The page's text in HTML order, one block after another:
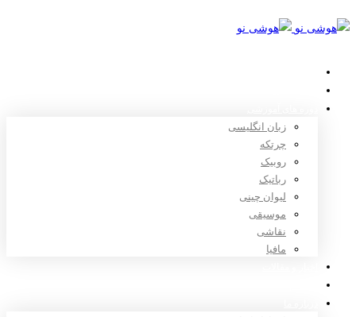
زبان انگلیسی
چرتکه
روبیک
رباتیک
لیوان چینی
موسیقی
نقاشی
مافیا